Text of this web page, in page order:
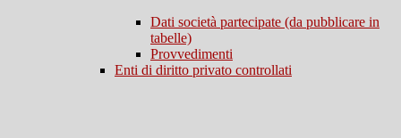
Dati società partecipate (da pubblicare in
tabelle)
Provvedimenti
Enti di diritto privato controllati